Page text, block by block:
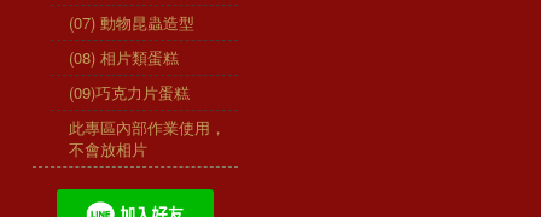
(07) 動物昆蟲造型
(08) 相片類蛋糕
(09)巧克力片蛋糕
此專區內部作業使用，
不會放相片